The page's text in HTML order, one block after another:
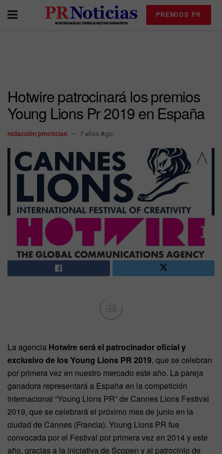
PREMIOS PR
Hotwire patrocinará los premios
Young Lions Pr 2019 en España
redacción prnoticias 7 años Ago
Ad
La agencia Hotwire será el patrocinador oficial y
exclusivo de los Young Lions PR 2019, que se celebran
por primera vez en nuestro mercado este año. La pareja
ganadora representará a España en la competición
internacional “Young Lions PR” de Cannes Lions Festival
2019, que se celebrará el próximo mes de junio en la
ciudad de Cannes (Francia). Young Lions PR fue
convocada por el Festival por primera vez en 2014 y este
año, gracias a la iniciativa de Scopen y al patrocinio de